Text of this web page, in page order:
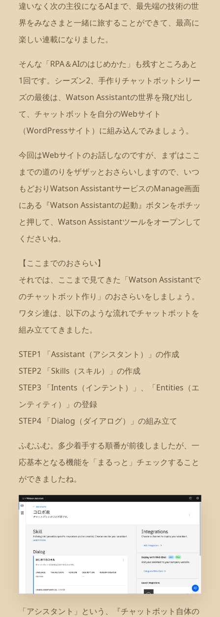
違いなく次の主役になるAIまで、最先端の技術の世
界をみなさまと一緒に旅することができて、最高に
楽しい連載になりました。
そんな「RPA＆AIのはじめかた」も残すところあと
1回です。シーズン2、手作りチャットボットシリー
ズの最後は、Watson Assistantの世界を飛び出し
て、チャットボットを自分のWebサイト
（WordPressサイト）に組み込んでみましょう。
今回はWebサイトのお話しなのですが、まずはここ
までの道のりをザザッとおさらいしますので、いつ
もどおりWatson AssistantサービスのManage画面
にある『Watson Assistantの起動』ボタンをポチッ
と押して、Watson Assistantツールをオープンして
くださいね。
【ここまでのおさらい】
それでは、ここまで見てきた「Watson Assistantで
のチャットボット作り」のおさらいをしましょう。
ワタシ達は、以下のような流れでチャットボットを
組み立ててきました。
STEP1 「Assistant（アシスタント）」の作成
STEP2 「Skills（スキル）」の作成
STEP3 「Intents（インテント）」、「Entities（エ
ンティティ）」の登録
STEP4 「Dialog（ダイアログ）」の組み立て
ふむふむ。多少着手する順番が前後しましたが、一
応基本となる機能を「まるっと」チェックすること
ができましたね。
「アシスタント」という、『チャットボット自体の